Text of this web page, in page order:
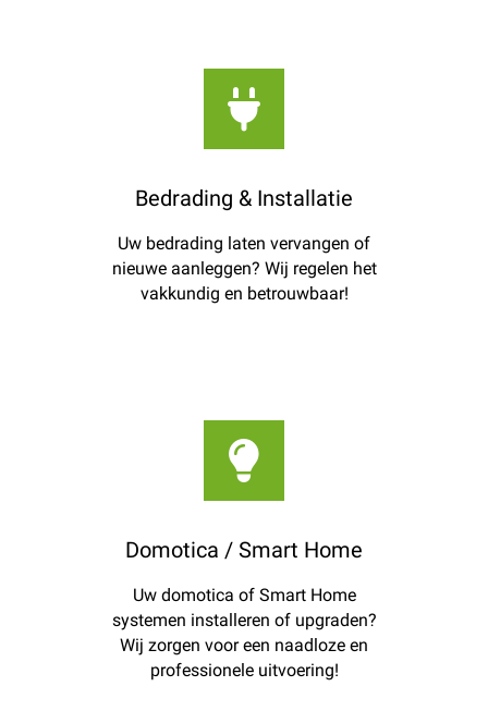
Bedrading & Installatie
Uw bedrading laten vervangen of
nieuwe aanleggen? Wij regelen het
vakkundig en betrouwbaar!
Domotica / Smart Home
Uw domotica of Smart Home
systemen installeren of upgraden?
Wij zorgen voor een naadloze en
professionele uitvoering!